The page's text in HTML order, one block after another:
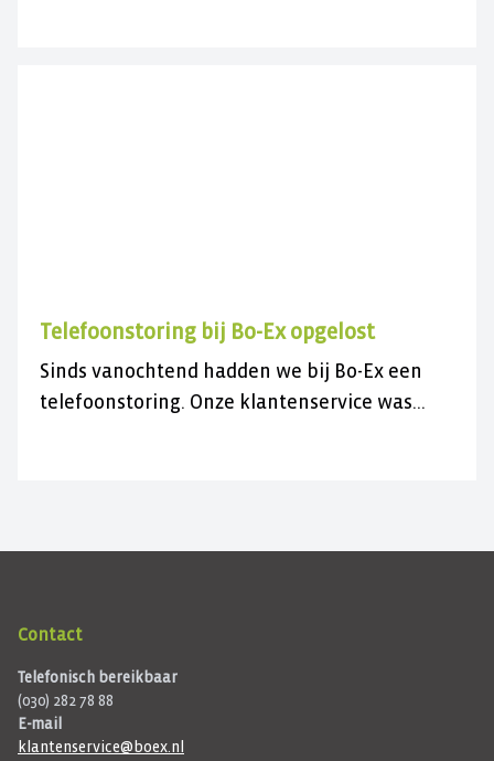
Telefoonstoring bij Bo-Ex opgelost
Sinds vanochtend hadden we bij Bo-Ex een
telefoonstoring. Onze klantenservice was
Contact
Telefonisch bereikbaar
(030) 282 78 88
E-mail
klantenservice@boex.nl